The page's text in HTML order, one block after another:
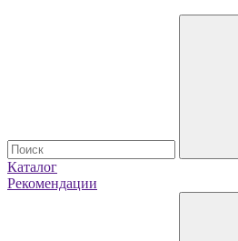
Каталог
Рекомендации